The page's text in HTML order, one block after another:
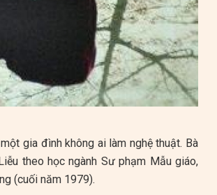
gia đình không ai làm nghệ thuật. Bà
theo học ngành Sư phạm Mẫu giáo,
(cuối năm 1979).